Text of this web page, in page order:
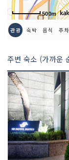
500m
관광 숙박 음식 주차
주변 숙소 (가까운